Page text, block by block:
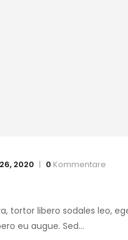
2020 0 Kommentare
tortor libero sodales leo,
eu augue. Sed…